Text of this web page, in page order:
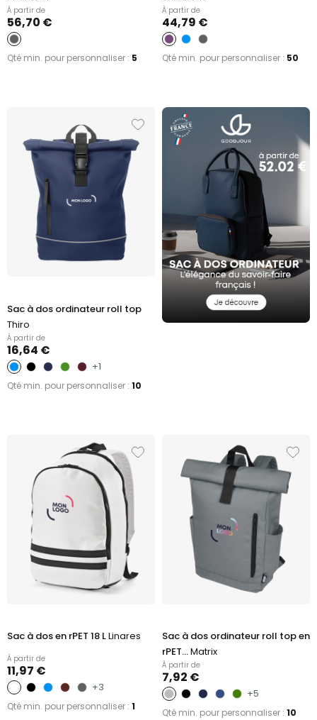
À partir de
56,70 €
Qté min. pour personnaliser : 5
À partir de
44,79 €
Qté min. pour personnaliser : 50
Sac à dos ordinateur roll top
Thiro
À partir de
16,64 €
+1
Qté min. pour personnaliser : 10
Sac à dos en rPET 18 LLinares
À partir de
11,97 €
+3
Qté min. pour personnaliser : 1
Sac à dos ordinateur roll top en
rPET...Matrix
À partir de
7,92 €
+5
Qté min. pour personnaliser : 10